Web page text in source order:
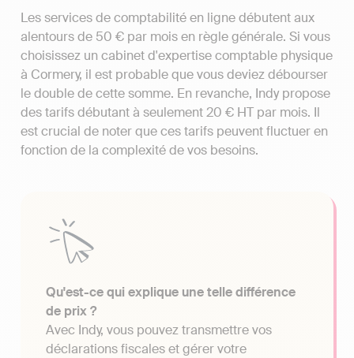
Les services de comptabilité en ligne débutent aux
alentours de 50 € par mois en règle générale. Si vous
choisissez un cabinet d'expertise comptable physique
à Cormery, il est probable que vous deviez débourser
le double de cette somme. En revanche, Indy propose
des tarifs débutant à seulement 20 € HT par mois. Il
est crucial de noter que ces tarifs peuvent fluctuer en
fonction de la complexité de vos besoins.
Qu'est-ce qui explique une telle différence
de prix ?
Avec Indy, vous pouvez transmettre vos
déclarations fiscales et gérer votre